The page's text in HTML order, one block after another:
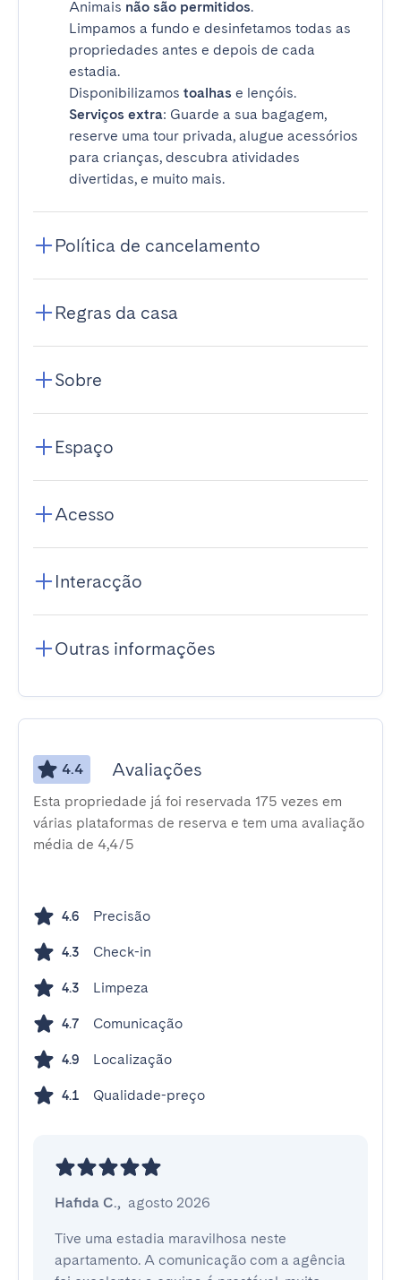
Animais não são permitidos.
Limpamos a fundo e desinfetamos todas as
propriedades antes e depois de cada
estadia.
Disponibilizamos toalhas e lençóis.
Serviços extra: Guarde a sua bagagem,
reserve uma tour privada, alugue acessórios
para crianças, descubra atividades
divertidas, e muito mais.
Política de cancelamento
Regras da casa
Sobre
Espaço
Acesso
Interacção
Outras informações
4.4 Avaliações
Esta propriedade já foi reservada 175 vezes em
várias plataformas de reserva e tem uma avaliação
média de 4,4/5
4.6 Precisão
4.3 Check-in
4.3 Limpeza
4.7 Comunicação
4.9 Localização
4.1 Qualidade-preço
Hafida C., agosto 2026
Tive uma estadia maravilhosa neste
apartamento. A comunicação com a agência